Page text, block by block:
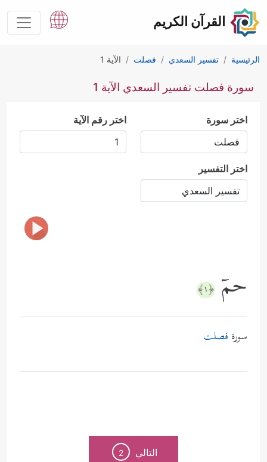
القرآن الكريم
الرئيسية تفسير السعدي فصلت الآية 1
سورة فصلت تفسير السعدي الآية 1
اختر سورة اختر رقم الآية
اختر التفسير
حمۤ ﴿١﴾
سورة فصلت
التالي 2